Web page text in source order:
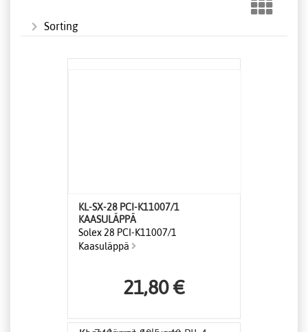
Sorting
KL-SX-28 PCI-K11007/1
KAASULÄPPÄ
Solex 28 PCI-K11007/1
Kaasuläppä
21,80 €